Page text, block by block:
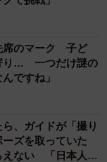
ることになる。
ると徐々に軍の
ら末端兵士への
端兵士が自らの
では日常的に起
席のマーク 子ど
り… 一つだけ謎の
ですね」
、ガイドが「撮り
ズを取っていた
ない 「日本人は